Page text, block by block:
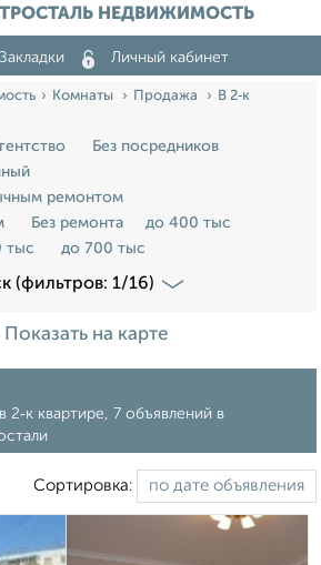
НЕДВИЖИМОСТЬ
Закладки Личный кабинет
Комнаты Продажа
В 2‑к
Без посредников
ремонтом
Без ремонта
до 400 тыс
тыс до 700 тыс
(фильтров: 1/16)
Показать на карте
2‑к квартире, 7 объявлений в
Сортировка: